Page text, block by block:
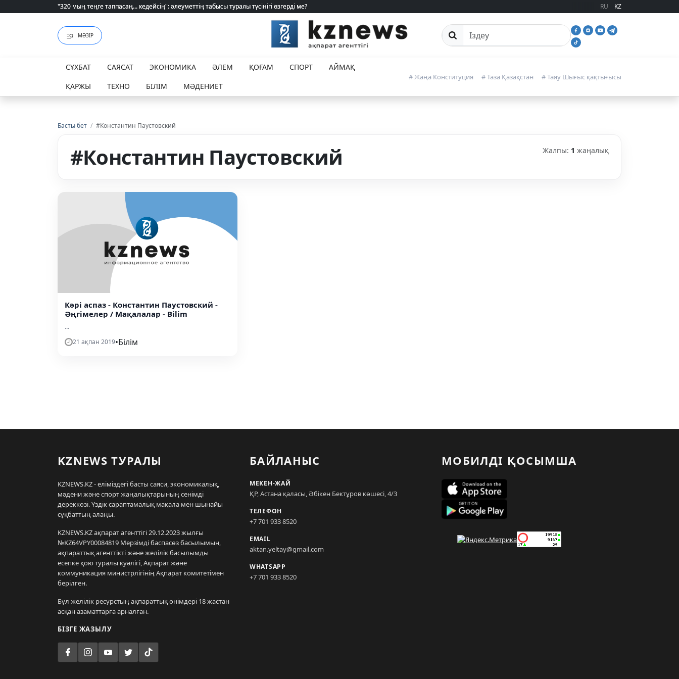
"320 мың теңге таппасаң... кедейсің": әлеуметтің табысы туралы түсінігі өзгерді ме?
"320 мың теңге таппасаң... кедейсің": әлеуметтің табысы туралы түсінігі өзгерді ме? RU KZ
МӘЗІР Сайттан іздеу
СҰХБАТ САЯСАТ ЭКОНОМИКА ӘЛЕМ ҚОҒАМ СПОРТ
АЙМАҚ
ҚАРЖЫ
ТЕХНО БІЛІМ МӘДЕНИЕТ
# Жаңа Конституция # Таза Қазақстан # Таяу Шығыс қақтығысы
Басты бет / #Константин Паустовский
#Константин Паустовский Жалпы: 1 жаңалық
Кәрі аспаз - Константин Паустовский -
Әңгімелер / Мақалалар - Bilim
...
21 ақпан 2019•Білім
KZNEWS ТУРАЛЫ
KZNEWS.KZ - еліміздегі басты саяси, экономикалық,
мәдени және спорт жаңалықтарының сенімді
дереккөзі. Үздік сараптамалық мақала мен шынайы
сұқбаттың алаңы.
KZNEWS.KZ ақпарат агенттігі 29.12.2023 жылғы
№KZ64VPY00084819 Мерзімді баспасөз басылымын,
ақпараттық агенттікті және желілік басылымды
есепке қою туралы куәлігі, Ақпарат және
коммуникация министрлігінің Ақпарат комитетімен
берілген.
Бұл желілік ресурстың ақпараттық өнімдері 18 жастан
асқан азаматтарға арналған.
БІЗГЕ ЖАЗЫЛУ
БАЙЛАНЫС
МЕКЕН-ЖАЙ
ҚР, Астана қаласы, Әбікен Бектұров көшесі, 4/3
ТЕЛЕФОН
+7 701 933 8520
EMAIL
aktan.yeltay@gmail.com
WHATSAPP
+7 701 933 8520
МОБИЛДІ ҚОСЫМША